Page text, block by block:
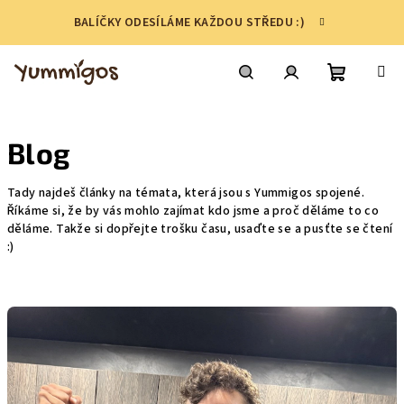
obsah
BALÍČKY ODESÍLÁME KAŽDOU STŘEDU :)
Blog
Tady najdeš články na témata, která jsou s Yummigos spojené.
Říkáme si, že by vás mohlo zajímat kdo jsme a proč děláme to co
děláme. Takže si dopřejte trošku času, usaďte se a pusťte se čtení
:)
ý
p
i
s